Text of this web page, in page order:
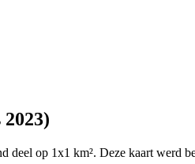
deel op 1x1 km². Deze kaart werd